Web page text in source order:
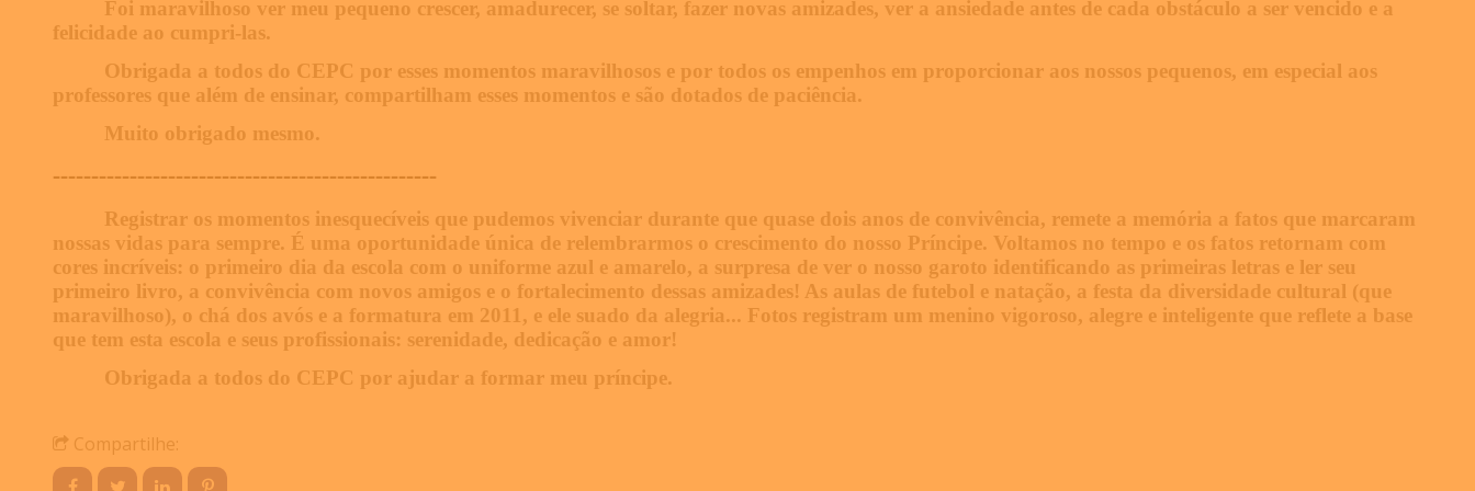
Foi maravilhoso ver meu pequeno crescer, amadurecer, se soltar, fazer novas amizades, ver a ansiedade antes de cada obstáculo a ser vencido e a
felicidade ao cumpri-las.
Obrigada a todos do CEPC por esses momentos maravilhosos e por todos os empenhos em proporcionar aos nossos pequenos, em especial aos
professores que além de ensinar, compartilham esses momentos e são dotados de paciência.
Muito obrigado mesmo.
--------------------------------------------------
Registrar os momentos inesquecíveis que pudemos vivenciar durante que quase dois anos de convivência, remete a memória a fatos que marcaram
nossas vidas para sempre. É uma oportunidade única de relembrarmos o crescimento do nosso Príncipe. Voltamos no tempo e os fatos retornam com
cores incríveis: o primeiro dia da escola com o uniforme azul e amarelo, a surpresa de ver o nosso garoto identificando as primeiras letras e ler seu
primeiro livro, a convivência com novos amigos e o fortalecimento dessas amizades! As aulas de futebol e natação, a festa da diversidade cultural (que
maravilhoso), o chá dos avós e a formatura em 2011, e ele suado da alegria... Fotos registram um menino vigoroso, alegre e inteligente que reflete a base
que tem esta escola e seus profissionais: serenidade, dedicação e amor!
Obrigada a todos do CEPC por ajudar a formar meu príncipe.
Compartilhe: